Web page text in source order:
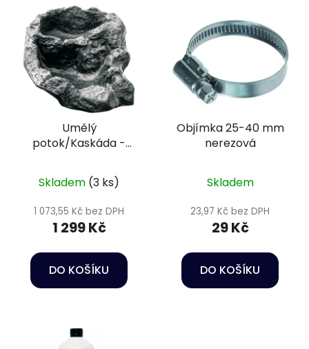
Umělý
potok/Kaskáda -
65x40cm
Skladem (3 ks)
1 073,55 Kč bez DPH
1 299 Kč
DO KOŠÍKU
Objímka 25-40 mm
nerezová
Skladem
23,97 Kč bez DPH
29 Kč
DO KOŠÍKU